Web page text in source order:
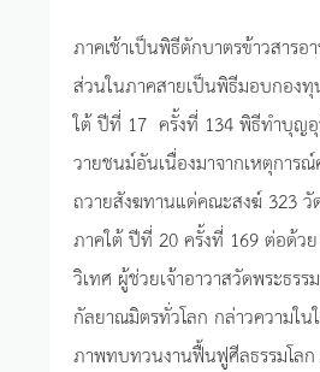
ภาคเช้าเป็นพิธีตักบาตรข้าวสาร
ส่วนในภาคสายเป็นพิธีมอบกองทุ
ใต้ ปีที่ 17 ครั้งที่ 134 พิธีทำบุญ
วายชนม์อันเนื่องมาจากเหตุการ
ถวายสังฆทานแด่คณะสงฆ์ 323
ภาคใต้ ปีที่ 20 ครั้งที่ 169 ต่อด้ว
วิเทศ ผู้ช่วยเจ้าอาวาสวัดพระธร
กัลยาณมิตรทั่วโลก กล่าวความใน
ภาพทบทวนงานฟื้นฟูศีลธรรมโลก